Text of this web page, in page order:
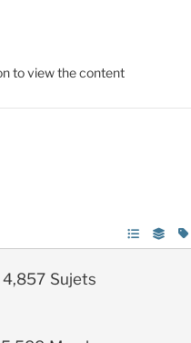
to view the content
4,857 Sujets